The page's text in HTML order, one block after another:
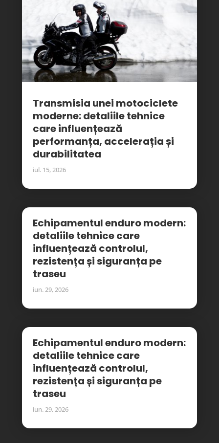
Transmisia unei motociclete
moderne: detaliile tehnice
care influențează
performanța, accelerația și
durabilitatea
iul. 15, 2026
Echipamentul enduro modern:
detaliile tehnice care
influențează controlul,
rezistența și siguranța pe
traseu
iun. 29, 2026
Echipamentul enduro modern:
detaliile tehnice care
influențează controlul,
rezistența și siguranța pe
traseu
iun. 29, 2026